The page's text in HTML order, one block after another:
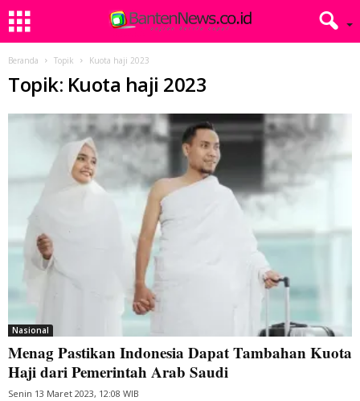
Beranda Topik Kuota haji 2023
Topik: Kuota haji 2023
Nasional
Menag Pastikan Indonesia Dapat Tambahan Kuota
Haji dari Pemerintah Arab Saudi
Senin 13 Maret 2023, 12:08 WIB